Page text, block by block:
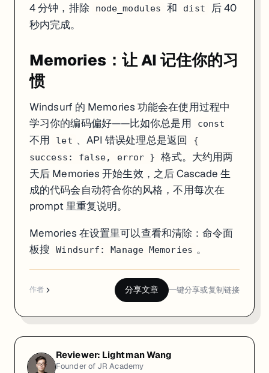
4 分钟，排除
node_modules 和 dist
后 40
秒内完成。
Memories：让 AI 记住你的习
惯
Windsurf 的 Memories 功能会在使用过程中
学习你的编码偏好——比如你总是用
const
不用 let 、API 错误处理总是返回
{
success: false, error }
格式。大约用两
天后 Memories 开始生效，之后 Cascade 生
成的代码会自动符合你的风格，不用每次在
prompt 里重复说明。
Memories 在设置里可以查看和清除：命令面
板搜
Windsurf: Manage Memories 。
作者 分享文章 一键分享或复制链接
Reviewer: Lightman Wang
Founder of JR Academy